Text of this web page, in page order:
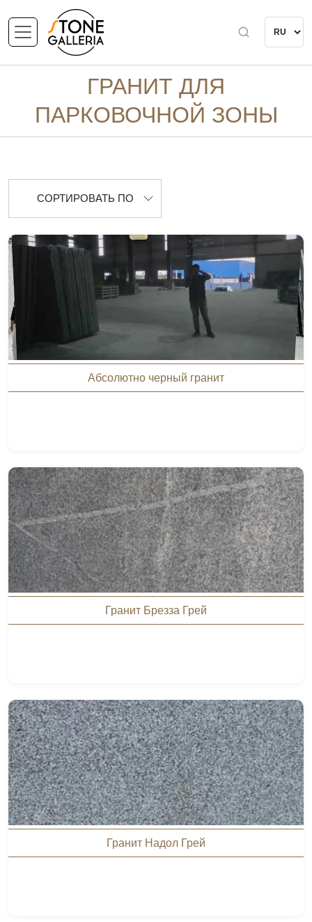
ГРАНИТ ДЛЯ
ПАРКОВОЧНОЙ ЗОНЫ
СОРТИРОВАТЬ ПО
Абсолютно черный гранит
Гранит Брезза Грей
Гранит Надол Грей